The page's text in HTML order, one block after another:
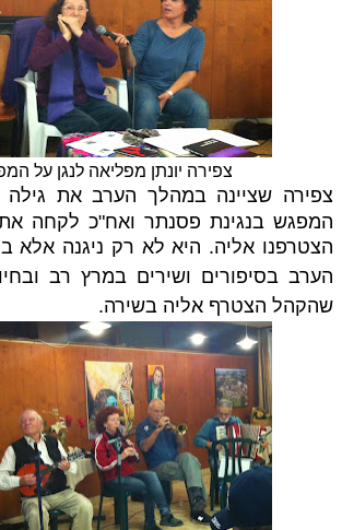
צפירה יונתן מפליאה לנגן על
צפירה שציינה במהלך הערב את גילה (87),
המפגש בנגינת פסנתר ואח"כ לקחה את
הצטרפנו אליה. היא לא רק ניגנה אלא
הערב בסיפורים ושיריםבמרץ רב
שהקהל הצטרף אליה בשירה.